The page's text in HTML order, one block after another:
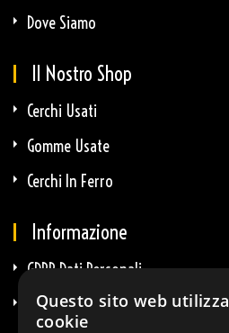
Dove Siamo
Il Nostro Shop
Cerchi Usati
Gomme Usate
Cerchi In Ferro
Informazione
GDPR Dati Personali
GDPR E-Commerce
Questo sito web utilizza
cookie